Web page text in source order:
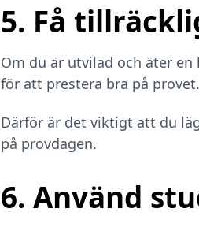
5. Få
Om du är utvilad och äter
för att prestera bra på provet.
Därför är det viktigt att du
på provdagen.
6. Använd